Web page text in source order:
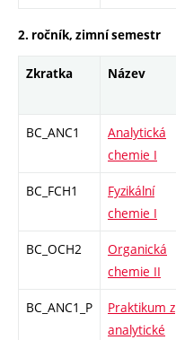
2. ročník, zimní semestr
Zkratka Název
BC_ANC1
Analytická
chemie I
BC_FCH1
Fyzikální
chemie I
BC_OCH2
Organická
chemie II
BC_ANC1_P
Praktikum z
analytické